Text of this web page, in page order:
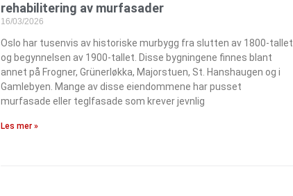
rehabilitering av murfasader
16/03/2026
Oslo har tusenvis av historiske murbygg fra slutten av 1800-tallet
og begynnelsen av 1900-tallet. Disse bygningene finnes blant
annet på Frogner, Grünerløkka, Majorstuen, St. Hanshaugen og i
Gamlebyen. Mange av disse eiendommene har pusset
murfasade eller teglfasade som krever jevnlig
Les mer »